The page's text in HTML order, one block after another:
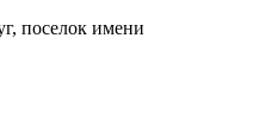
поселок имени